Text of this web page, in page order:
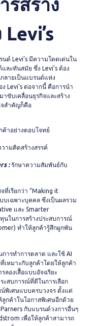
ด์ Levi’s มีความโดดเด่นใน
ละทันสมัย ซึ่ง Levi’s ต้อง
ลายเป็นแบรนด์แห่ง
Levi’s ต่อจากนี้ คือการนำ
าขับเคลื่อนธุรกิจและสร้าง
จสำคัญก็คือ
ค้าอย่างตอบโจทย์
ามคิดสร้างสรรค์
:รักษาความสัมพันธ์กับ
ที่เรียกว่า “Making it
บเฉพาะบุคคล ซึ่งเป็นผลรวม
และ Smarter
นในการสร้างประสบการณ์
ทำให้ลูกค้ารู้สึกผูกพัน
การทำการตลาด และใช้ AI
เหมาะกับลูกค้าโดยให้ลูกค้า
ลองเสื้อแบบอัจฉริยะ
สบการณ์ที่ดีในการเลือก
น์พิเศษแบบครบวงจร ตั้งแต่
กค้าในโอกาสพิเศษอีกด้วย
กับแบรนด์วงการอื่นๆ
เพื่อให้ลูกค้าสามารถ